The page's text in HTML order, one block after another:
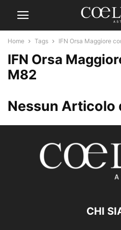
Home Tags IFN Orsa Maggiore
IFN Orsa
M82
Nessun Articolo
CHI